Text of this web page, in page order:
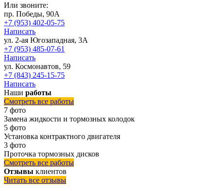
Или звоните:
пр. Победы, 90А
+7 (953) 402-05-75
Написать
ул. 2-ая Югозападная, 3А
+7 (953) 485-07-61
Написать
ул. Космонавтов, 59
+7 (843) 245-15-75
Написать
Наши работы
Смотреть все работы
7 фото
Замена жидкости и тормозных колодок
5 фото
Установка контрактного двигателя
3 фото
Проточка тормозных дисков
Смотреть все работы
Отзывы клиентов
Читать все отзывы